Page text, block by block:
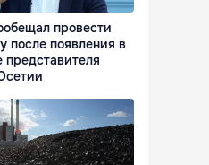
провести
после появления в
представителя